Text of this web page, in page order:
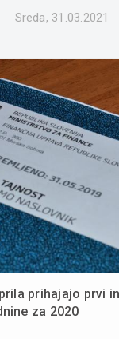
Sreda, 31.03.2021
prihajajo prvi
za 2020